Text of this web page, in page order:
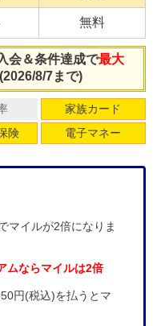
無料
会＆条件達成で最大
(2026/8/7まで)
家族カード
険 電子マネー
マイルが2倍になりま
ムならマイルは2倍
円(税込)を払うとマ